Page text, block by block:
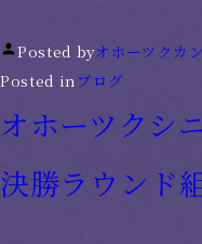
Posted byオホーツクカ
Posted in ブログ
オホーツクシ
決勝ラウンド